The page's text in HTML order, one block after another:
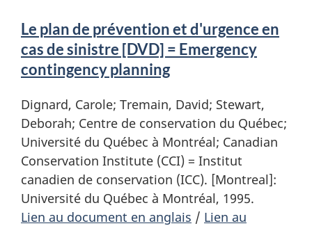
Le plan de prévention et d'urgence en
cas de sinistre [DVD] = Emergency
contingency planning
Dignard, Carole; Tremain, David; Stewart,
Deborah; Centre de conservation du Québec;
Université du Québec à Montréal; Canadian
Conservation Institute (CCI) = Institut
canadien de conservation (ICC). [Montreal]:
Université du Québec à Montréal, 1995.
Lien au document en anglais / Lien au